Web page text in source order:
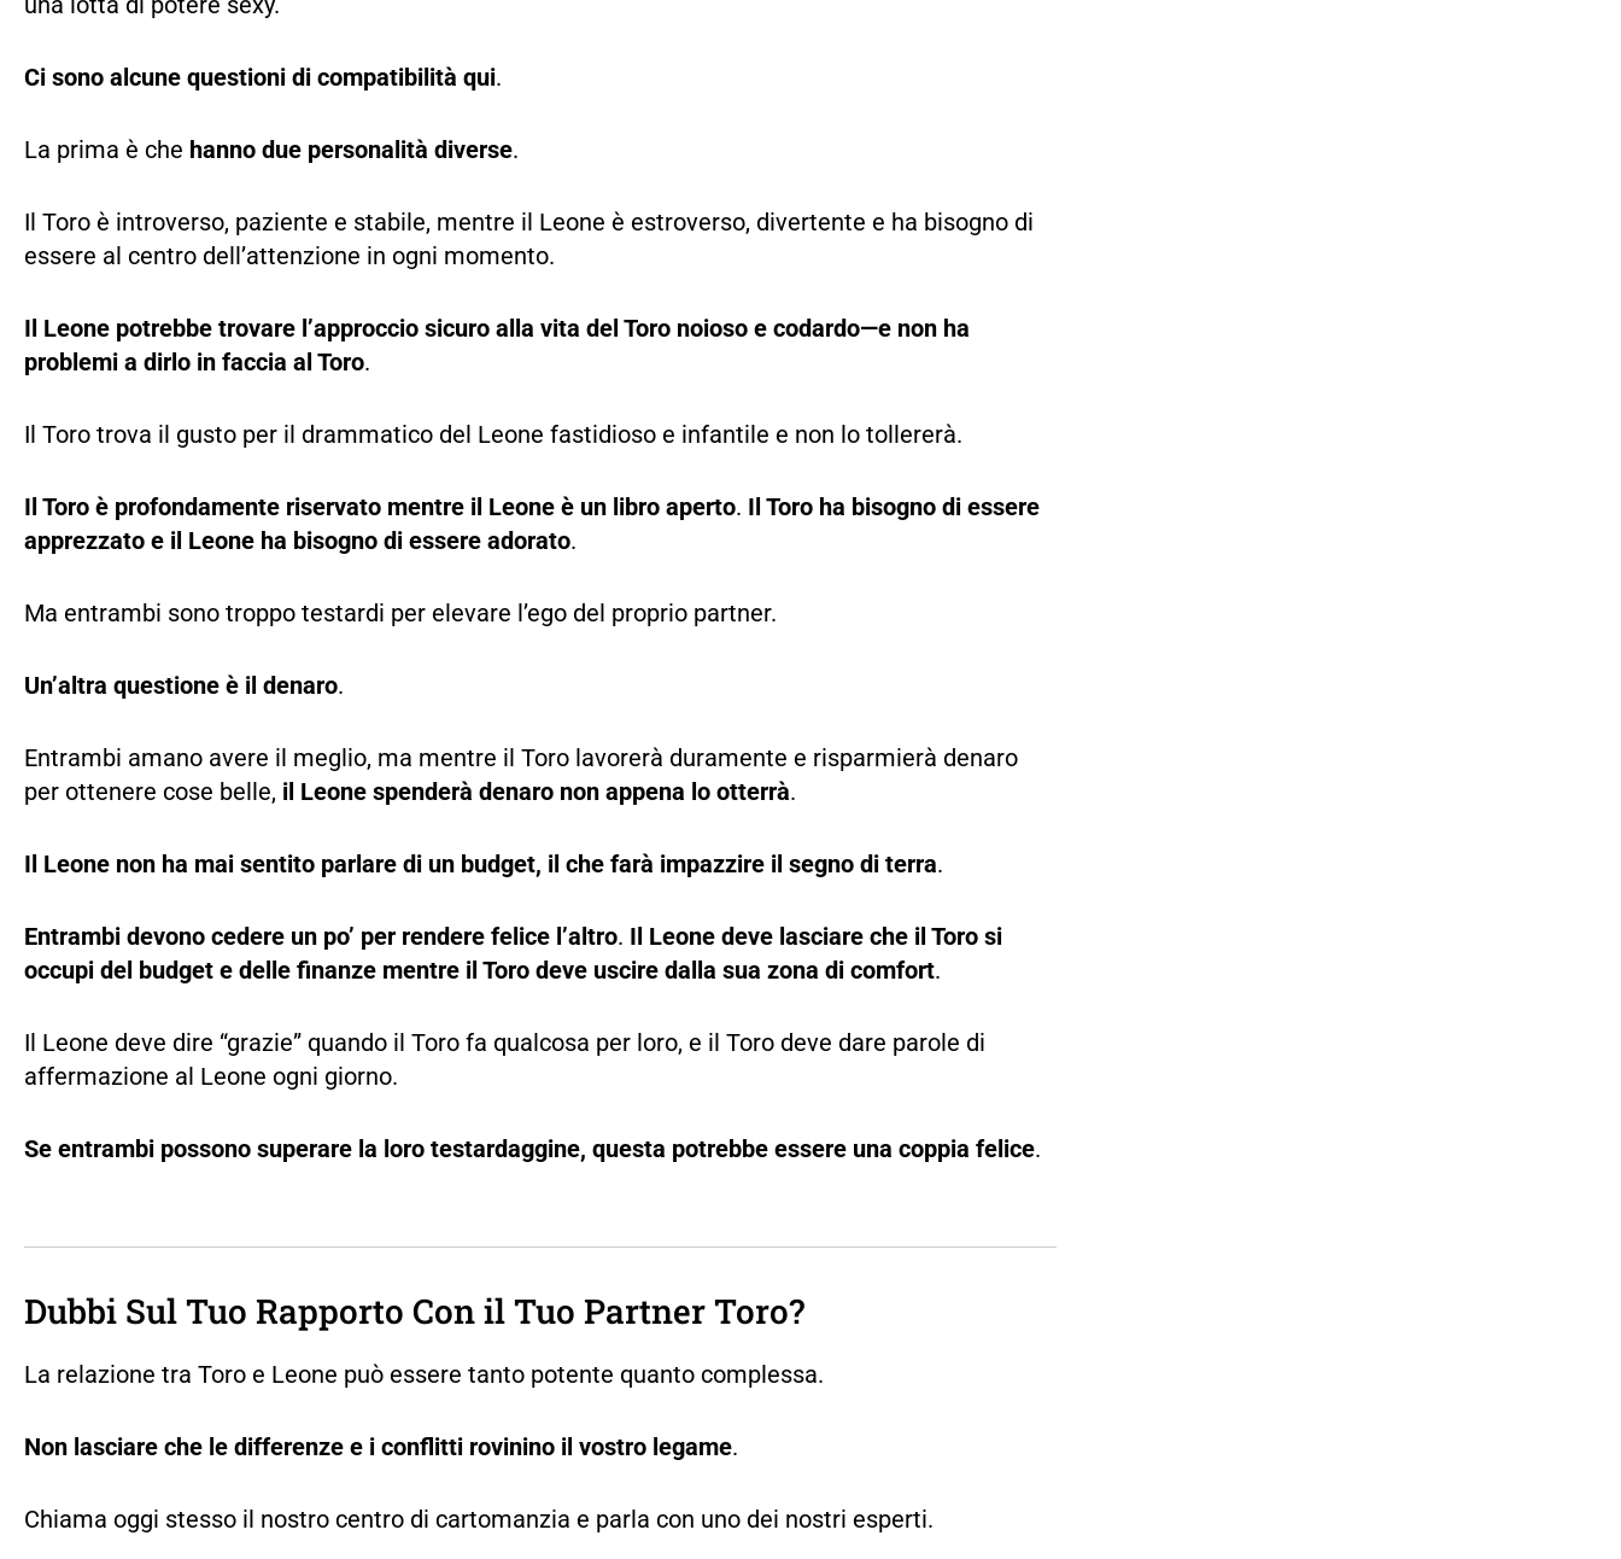
Ci sono alcune questioni di compatibilità qui.
La prima è che hanno due personalità diverse.
Il Toro è introverso, paziente e stabile, mentre il Leone è estroverso, divertente e ha bisogno di
essere al centro dell’attenzione in ogni momento.
Il Leone potrebbe trovare l’approccio sicuro alla vita del Toro noioso e codardo—e non ha
problemi a dirlo in faccia al Toro.
Il Toro trova il gusto per il drammatico del Leone fastidioso e infantile e non lo tollererà.
Il Toro è profondamente riservato mentre il Leone è un libro aperto. Il Toro ha bisogno di essere
apprezzato e il Leone ha bisogno di essere adorato.
Ma entrambi sono troppo testardi per elevare l’ego del proprio partner.
Un’altra questione è il denaro.
Entrambi amano avere il meglio, ma mentre il Toro lavorerà duramente e risparmierà denaro
per ottenere cose belle, il Leone spenderà denaro non appena lo otterrà.
Il Leone non ha mai sentito parlare di un budget, il che farà impazzire il segno di terra.
Entrambi devono cedere un po’ per rendere felice l’altro. Il Leone deve lasciare che il Toro si
occupi del budget e delle finanze mentre il Toro deve uscire dalla sua zona di comfort.
Il Leone deve dire “grazie” quando il Toro fa qualcosa per loro, e il Toro deve dare parole di
affermazione al Leone ogni giorno.
Se entrambi possono superare la loro testardaggine, questa potrebbe essere una coppia felice.
Dubbi Sul Tuo Rapporto Con il Tuo Partner Toro?
La relazione tra Toro e Leone può essere tanto potente quanto complessa.
Non lasciare che le differenze e i conflitti rovinino il vostro legame.
Chiama oggi stesso il nostro centro di cartomanzia e parla con uno dei nostri esperti.